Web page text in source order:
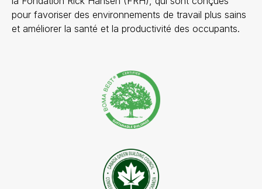
pour favoriser des environnements de travail plus sains
et améliorer la santé et la productivité des occupants.